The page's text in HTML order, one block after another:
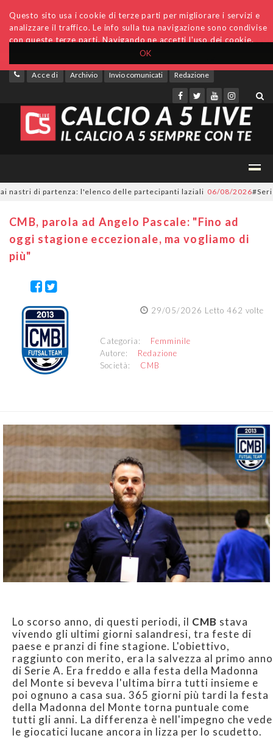
OK
Questo sito usa i cookie di terze parti per migliorare i servizi e
analizzare il traffico. Le info sulla tua navigazione sono condivise
con queste terze parti. Navigando ne accetti l'uso dei cookie.
Accedi Archivio Invio comunicati Redazione
di partenza: l'elenco delle partecipanti laziali 06/08/2026
CMB, parola ad Angelo Pascale: "Fino ad
oggi stagione eccezionale, ma vogliamo di
più"
29/05/2026 Letto 462 volte
Categoria: Femminile
Autore: Redazione
Società: CMB
Lo scorso anno, di questi periodi, il CMB stava
vivendo gli ultimi giorni salandresi, tra feste di
paese e pranzi di fine stagione. L'obiettivo,
raggiunto con merito, era la salvezza al primo anno
di Serie A. Era freddo e alla festa della Madonna
del Monte si beveva l'ultima birra tutti insieme e
poi ognuno a casa sua. 365 giorni più tardi la festa
della Madonna del Monte torna puntuale come
tutti gli anni. La differenza è nell'impegno che vede
le giocatici lucane ancora in lizza per lo scudetto.